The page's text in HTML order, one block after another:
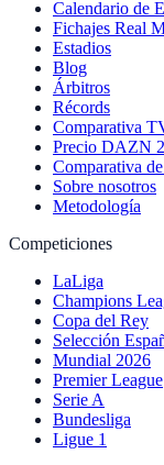
Calendario de
Fichajes Real
Estadios
Blog
Árbitros
Récords
Comparativa
Precio DAZN
Comparativa
Sobre nosotros
Metodología
Competiciones
LaLiga
Champions
Copa del Rey
Selección
Mundial 2026
Premier League
Serie A
Bundesliga
Ligue 1